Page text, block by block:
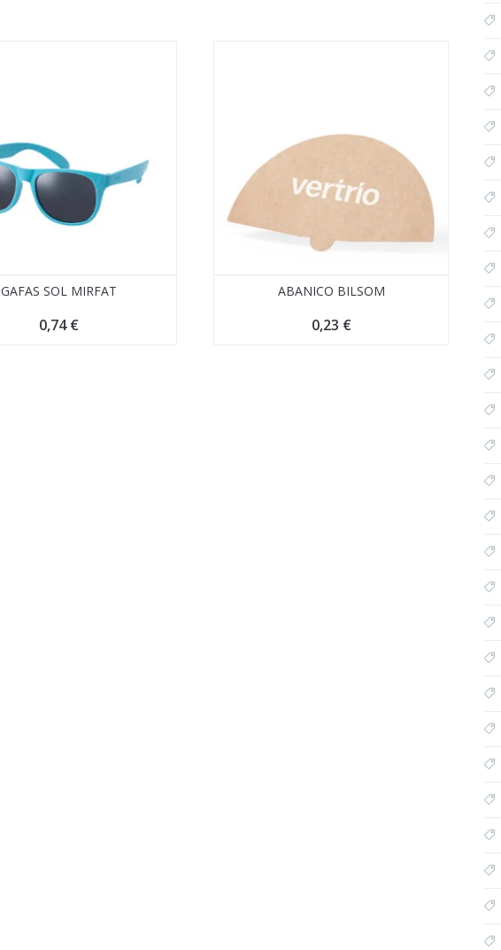
GAFAS SOL MIRFAT
0,74€
ABANICO BILSOM
0,23 €